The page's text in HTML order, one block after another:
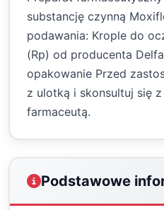
substancję czynną
podawania: Krople do
(Rp) od producenta
opakowanie Przed
z ulotką i skonsultuj się
farmaceutą.
Podstawowe